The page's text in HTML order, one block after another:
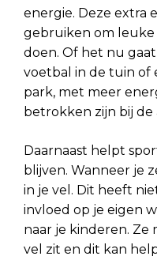
energie. Deze extra
gebruiken om
doen. Of het nu
voetbal in de tuin of
park, met meer
betrokken zijn bij de
Daarnaast helpt
blijven. Wanneer je
in je vel. Dit heeft
invloed op je eigen
naar je kinderen. Ze
vel zit en dit kan